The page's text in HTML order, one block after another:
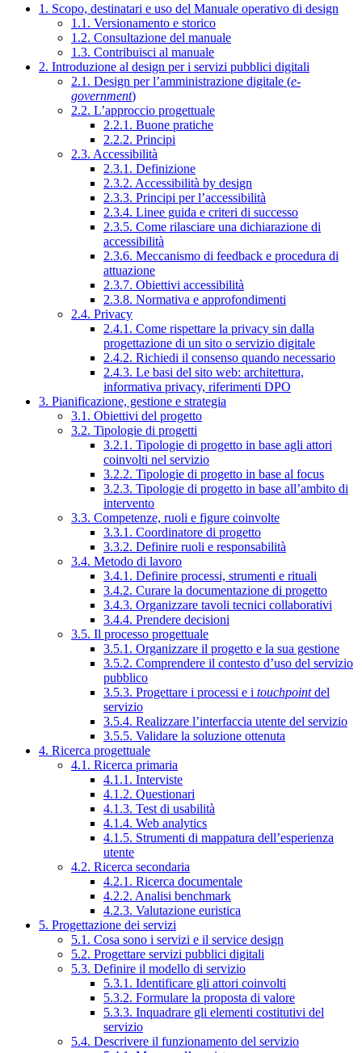
1. Scopo, destinatari e uso del Manuale operativo di design
1.1. Versionamento e storico
1.2. Consultazione del manuale
1.3. Contribuisci al manuale
2. Introduzione al design per i servizi pubblici digitali
2.1. Design per l’amministrazione digitale (e-
government)
2.2. L’approccio progettuale
2.2.1. Buone pratiche
2.2.2. Principi
2.3. Accessibilità
2.3.1. Definizione
2.3.2. Accessibilità by design
2.3.3. Principi per l’accessibilità
2.3.4. Linee guida e criteri di successo
2.3.5. Come rilasciare una dichiarazione di
accessibilità
2.3.6. Meccanismo di feedback e procedura di
attuazione
2.3.7. Obiettivi accessibilità
2.3.8. Normativa e approfondimenti
2.4. Privacy
2.4.1. Come rispettare la privacy sin dalla
progettazione di un sito o servizio digitale
2.4.2. Richiedi il consenso quando necessario
2.4.3. Le basi del sito web: architettura,
informativa privacy, riferimenti DPO
3. Pianificazione, gestione e strategia
3.1. Obiettivi del progetto
3.2. Tipologie di progetti
3.2.1. Tipologie di progetto in base agli attori
coinvolti nel servizio
3.2.2. Tipologie di progetto in base al focus
3.2.3. Tipologie di progetto in base all’ambito di
intervento
3.3. Competenze, ruoli e figure coinvolte
3.3.1. Coordinatore di progetto
3.3.2. Definire ruoli e responsabilità
3.4. Metodo di lavoro
3.4.1. Definire processi, strumenti e rituali
3.4.2. Curare la documentazione di progetto
3.4.3. Organizzare tavoli tecnici collaborativi
3.4.4. Prendere decisioni
3.5. Il processo progettuale
3.5.1. Organizzare il progetto e la sua gestione
3.5.2. Comprendere il contesto d’uso del servizio
pubblico
3.5.3. Progettare i processi e i touchpointdel
servizio
3.5.4. Realizzare l’interfaccia utente del servizio
3.5.5. Validare la soluzione ottenuta
4. Ricerca progettuale
4.1. Ricerca primaria
4.1.1. Interviste
4.1.2. Questionari
4.1.3. Test di usabilità
4.1.4. Web analytics
4.1.5. Strumenti di mappatura dell’esperienza
utente
4.2. Ricerca secondaria
4.2.1. Ricerca documentale
4.2.2. Analisi benchmark
4.2.3. Valutazione euristica
5. Progettazione dei servizi
5.1. Cosa sono i servizi e il service design
5.2. Progettare servizi pubblici digitali
5.3. Definire il modello di servizio
5.3.1. Identificare gli attori coinvolti
5.3.2. Formulare la proposta di valore
5.3.3. Inquadrare gli elementi costitutivi del
servizio
5.4. Descrivere il funzionamento del servizio